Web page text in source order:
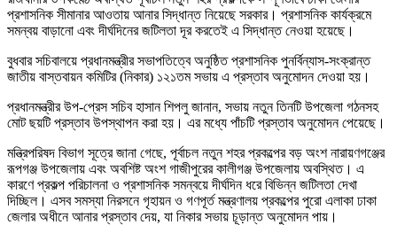
প্রশাসনিক সীমানার আওতায় আনার সিদ্ধান্ত নিয়েছে সরকার। প্রশাসনিক কার্যক্রমে
সমন্বয় বাড়ানো এবং দীর্ঘদিনের জটিলতা দূর করতেই এ সিদ্ধান্ত নেওয়া হয়েছে।
বুধবার সচিবালয়ে প্রধানমন্ত্রীর সভাপতিত্বে অনুষ্ঠিত প্রশাসনিক পুনর্বিন্যাস-সংক্রান্ত
জাতীয় বাস্তবায়ন কমিটির (নিকার) ১২১তম সভায় এ প্রস্তাব অনুমোদন দেওয়া হয়।
প্রধানমন্ত্রীর উপ-প্রেস সচিব হাসান শিপলু জানান, সভায় নতুন তিনটি উপজেলা গঠনসহ
মোট ছয়টি প্রস্তাব উপস্থাপন করা হয়। এর মধ্যে পাঁচটি প্রস্তাব অনুমোদন পেয়েছে।
মন্ত্রিপরিষদ বিভাগ সূত্রে জানা গেছে, পূর্বাচল নতুন শহর প্রকল্পের বড় অংশ নারায়ণগঞ্জের
রূপগঞ্জ উপজেলায় এবং অবশিষ্ট অংশ গাজীপুরের কালীগঞ্জ উপজেলায় অবস্থিত। এ
কারণে প্রকল্প পরিচালনা ও প্রশাসনিক সমন্বয়ে দীর্ঘদিন ধরে বিভিন্ন জটিলতা দেখা
দিচ্ছিল। এসব সমস্যা নিরসনে গৃহায়ন ও গণপূর্ত মন্ত্রণালয় প্রকল্পের পুরো এলাকা ঢাকা
জেলার অধীনে আনার প্রস্তাব দেয়, যা নিকার সভায় চূড়ান্ত অনুমোদন পায়।